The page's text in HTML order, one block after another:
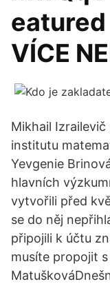
eatured
VÍCE
Mikhail
institutu
Yevgenie
hlavních
vytvořili před
se do něj
připojili k účtu
musíte propojit